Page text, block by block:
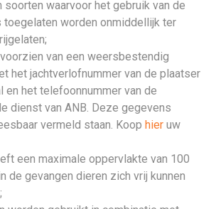
soorten waarvoor het gebruik van de
toegelaten worden onmiddellijk ter
van een weersbestendig
het jachtverlofnummer van de plaatser
en het telefoonnummer van de
dienst van ANB. Deze gegevens
vermeld staan. Koophier uw
een maximale oppervlakte van 100
de gevangen dieren zich vrij kunnen